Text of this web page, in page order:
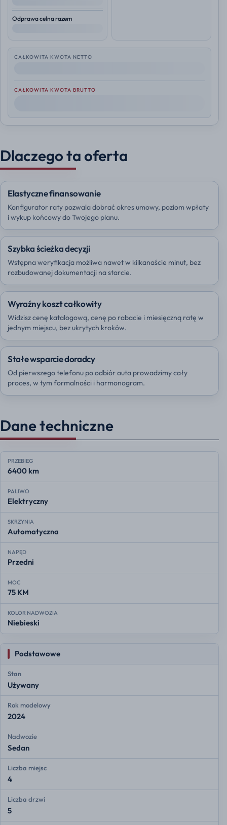
Odprawa celna razem
CAŁKOWITA KWOTA NETTO
CAŁKOWITA KWOTA BRUTTO
Dlaczego ta oferta
Elastyczne finansowanie
Konfigurator raty pozwala dobrać okres umowy, poziom wpłaty
i wykup końcowy do Twojego planu.
Szybka ścieżka decyzji
Wstępna weryfikacja możliwa nawet w kilkanaście minut, bez
rozbudowanej dokumentacji na starcie.
Wyraźny koszt całkowity
Widzisz cenę katalogową, cenę po rabacie i miesięczną ratę w
jednym miejscu, bez ukrytych kroków.
Stałe wsparcie doradcy
Od pierwszego telefonu po odbiór auta prowadzimy cały
proces, w tym formalności i harmonogram.
Dane techniczne
PRZEBIEG
6400 km
PALIWO
Elektryczny
SKRZYNIA
Automatyczna
NAPĘD
Przedni
MOC
75 KM
KOLOR NADWOZIA
Niebieski
Podstawowe
Stan
Używany
Rok modelowy
2024
Nadwozie
Sedan
Liczba miejsc
4
Liczba drzwi
5